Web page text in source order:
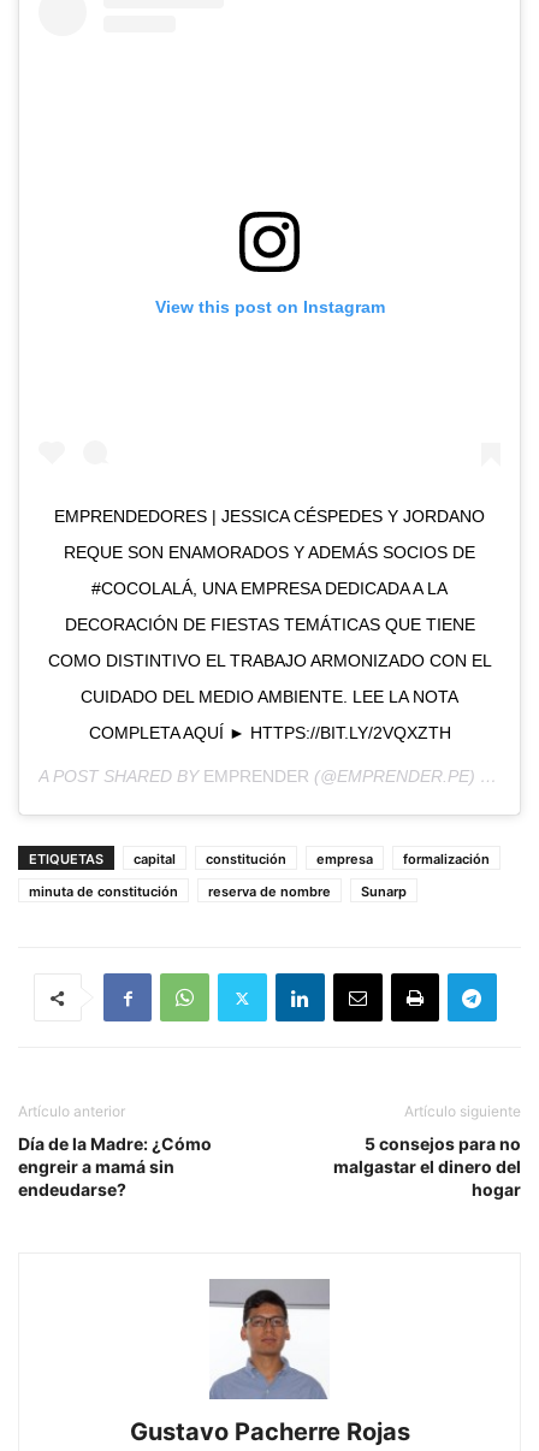
View this post on Instagram
EMPRENDEDORES | JESSICA CÉSPEDES Y JORDANO
REQUE SON ENAMORADOS Y ADEMÁS SOCIOS DE
#COCOLALÁ, UNA EMPRESA DEDICADA A LA
DECORACIÓN DE FIESTAS TEMÁTICAS QUE TIENE
COMO DISTINTIVO EL TRABAJO ARMONIZADO CON EL
CUIDADO DEL MEDIO AMBIENTE. LEE LA NOTA
COMPLETA AQUÍ ► HTTPS://BIT.LY/2VQXZTH
A POST SHARED BY EMPRENDER (@EMPRENDER.PE) ON
ETIQUETAS capital constitución empresa
formalización
minuta de constitución
reserva de nombre Sunarp
Artículo anterior
Día de la Madre: ¿Cómo
engreir a mamá sin
endeudarse?
Artículo siguiente
5 consejos para no
malgastar el dinero del
hogar
Gustavo Pacherre Rojas